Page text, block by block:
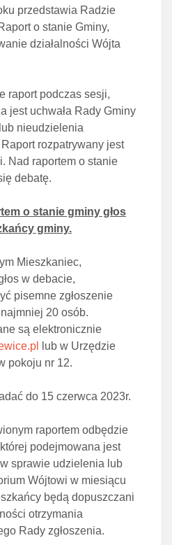
przedstawia Radzie
o stanie Gminy,
działalności Wójta
raport podczas sesji,
jest uchwała Rady Gminy
nieudzielenia
rozpatrywany jest
Nad raportem o stanie
debatę.
o stanie gminy głos
gminy.
Mieszkaniec,
w debacie,
pisemne zgłoszenie
20 osób.
są elektronicznie
lub w Urzędzie
pokoju nr 12.
do 15 czerwca 2023r.
raportem odbędzie
podejmowana jest
sprawie udzielenia lub
Wójtowi w miesiącu
będą dopuszczani
otrzymania
Rady zgłoszenia.